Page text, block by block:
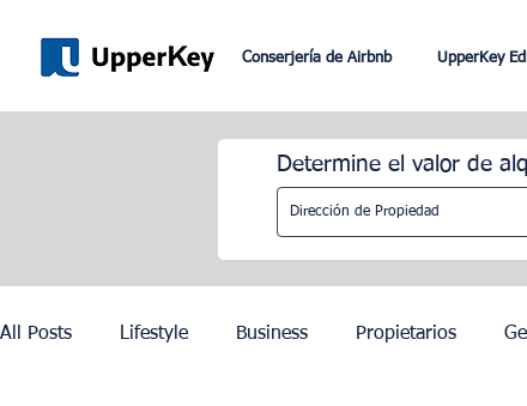
Conserjería de Airbnb UpperKey
Determine el valor de
All Posts Lifestyle Business Propietarios